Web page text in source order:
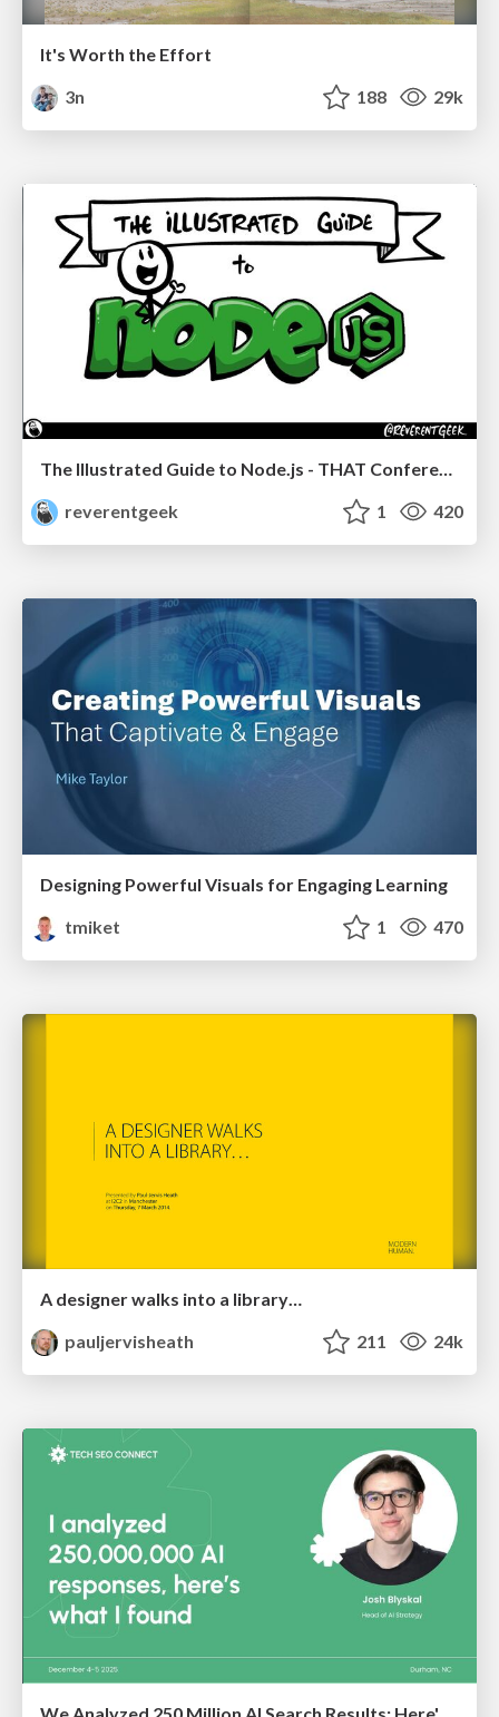
It's Worth the Effort
3n
188 29k
The Illustrated Guide to Node.js - THAT Conference 2024
reverentgeek
1 420
Designing Powerful Visuals for Engaging Learning
tmiket
1 470
A designer walks into a library…
pauljervisheath
211 24k